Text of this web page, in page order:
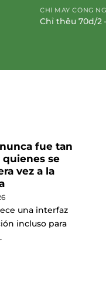
CHỈ MAY CÔNG
Chỉ thêu 70d/2
fue tan
quienes se
vez a la
una interfaz
incluso para